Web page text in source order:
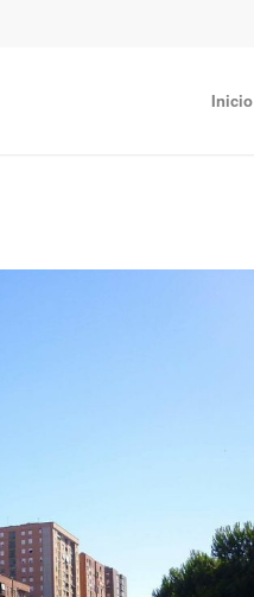
Inicio